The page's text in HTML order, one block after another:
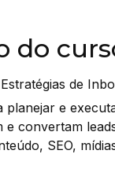
do
de
planejar e
e convertam
SEO,